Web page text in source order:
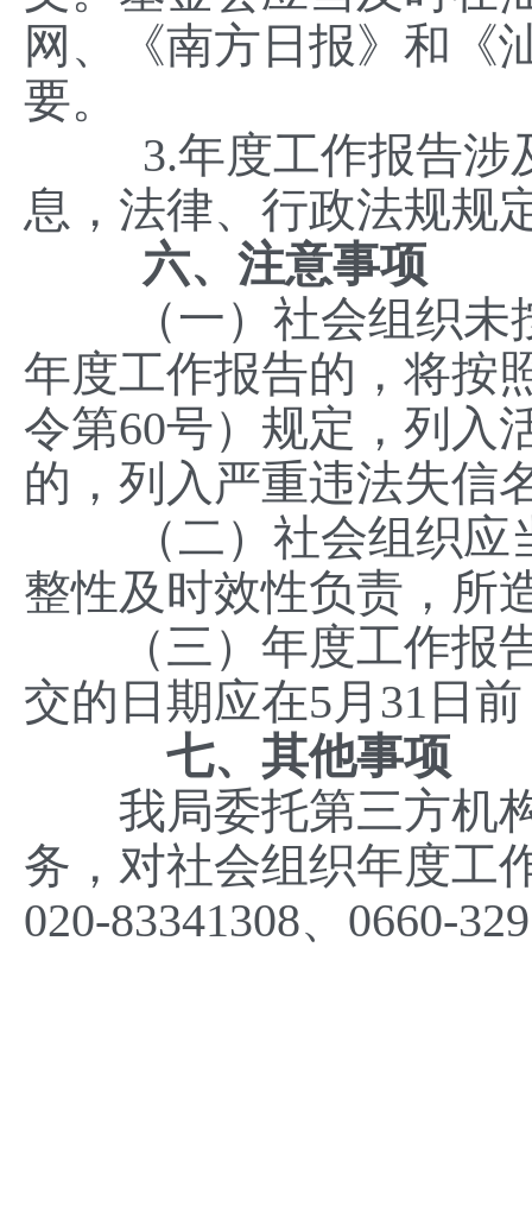
网、《南方日报》和《
要。
3.年度工作报告涉及
息，法律、行政法规规
六、注意事项
（一）社会组织未按
年度工作报告的，将按
令第60号）规定，列入
的，列入严重违法失信
（二）社会组织应当
整性及时效性负责，所
（三）年度工作报告
交的日期应在5月31日
七、其他事项
我局委托第三方机构
务，对社会组织年度工
020-83341308、0660-